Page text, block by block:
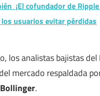
¡El cofundador de
usuarios evitar pérdidas
los analistas bajistas
mercado respaldada
.